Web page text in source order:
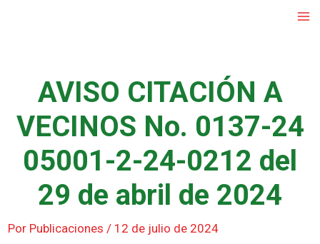
AVISO CITACIÓN A
VECINOS No. 0137-24
05001-2-24-0212 del
29 de abril de 2024
Por Publicaciones / 12 de julio de 2024